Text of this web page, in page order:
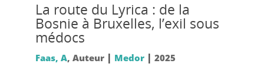
La route du Lyrica : de la
Bosnie à Bruxelles, l’exil sous
médocs
Faas, A, Auteur | Medor| 2025